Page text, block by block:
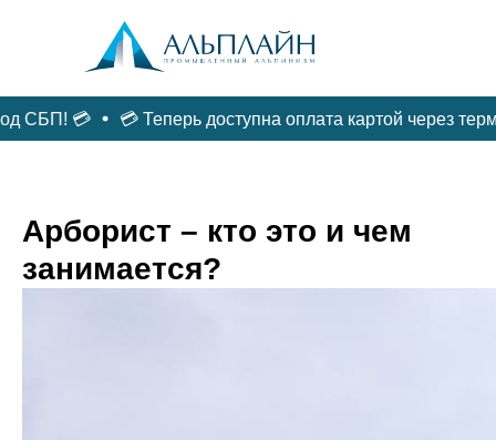
ГЛАВНАЯ ДЕРЕВЬЯ/ВАЛКА
ФАСАДЫ /
РЕМОНТ
СБП! 💳 💳 Теперь доступна оплата картой через
Арборист – кто это и чем
занимается?